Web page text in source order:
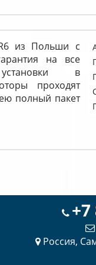
из Польши с
на все
в
проходят
полный пакет
+7
Россия,